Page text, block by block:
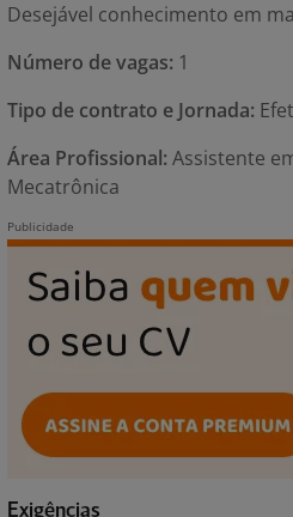
Desejável conhecimento em
Número de vagas: 1
Tipo de contrato e Jornada:
Área Profissional: Assistente
Mecatrônica
Exigências